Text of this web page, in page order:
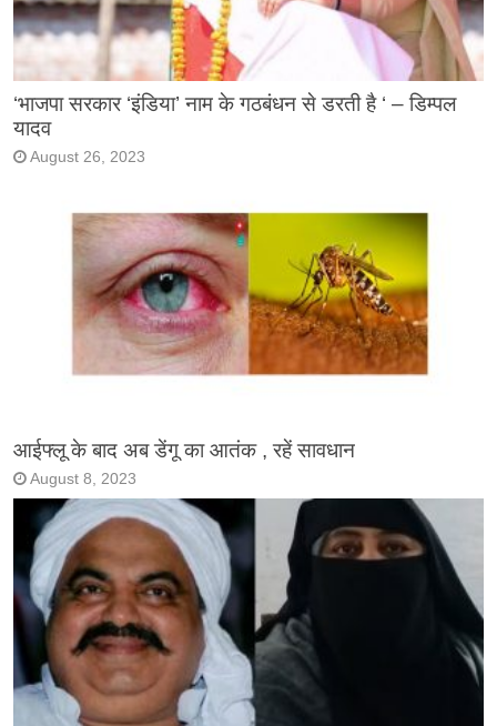
‘भाजपा सरकार ‘इंडिया’ नाम के गठबंधन से डरती है ‘ – डिम्पल
यादव
August 26, 2023
आईफ्लू के बाद अब डेंगू का आतंक , रहें सावधान
August 8, 2023